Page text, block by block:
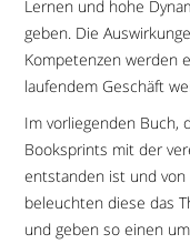
Lernen und hohe
geben. Die
Kompetenzen werden
laufendem Geschäft
Im vorliegenden Buch,
Booksprints mit der
entstanden ist und
beleuchten diese das
und geben so einen